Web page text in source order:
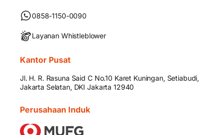
0858-1150-0090
Layanan Whistleblower
Kantor Pusat
Jl. H. R. Rasuna Said C No.10 Karet Kuningan, Setiabudi,
Jakarta Selatan, DKI Jakarta 12940
Perusahaan Induk